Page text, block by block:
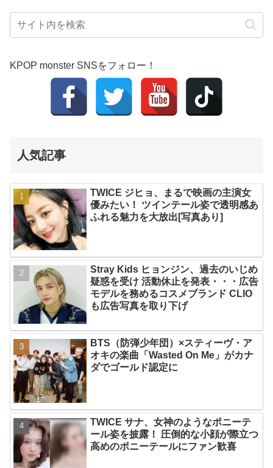
KPOP monster SNSをフォロー！
人気記事
TWICE ジヒョ、まるで映画の主演女
優みたい！ ツインテール姿で透明感あ
ふれる魅力を大放出[写真あり]
Stray Kids ヒョンジン、過去のいじめ
疑惑を受け 活動休止を発表・・・広告
モデルを務めるコスメブランド CLIO
も広告写真を取り下げ
BTS（防弾少年団）×スティーヴ・ア
オキの楽曲「Wasted On Me」がカナ
ダでゴールド認定に
TWICE サナ、女神のようなポニーテ
ール姿を披露！ 圧倒的な小顔が際立つ
高めのポニーテールにファン歓喜